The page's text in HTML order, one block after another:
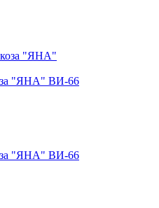
"ЯНА" ВИ-66
"ЯНА" ВИ-66